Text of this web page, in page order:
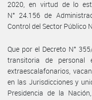
2020, en virtud de lo
N° 24.156 de
Control del Sector Público
Que por el Decreto N°
transitoria de
extraescalafonarios,
en las Jurisdicciones y
Presidencia de la